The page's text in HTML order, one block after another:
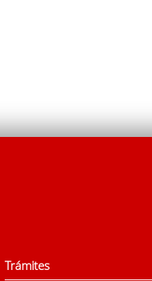
Trámites